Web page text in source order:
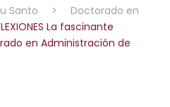
Santo >
Doctorado en
La fascinante
en Administración de